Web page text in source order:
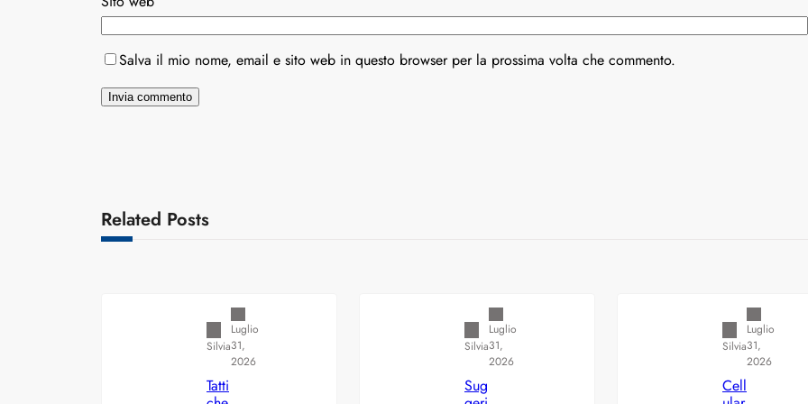
Salva il mio nome, email e sito web in questo browser per la prossima volta che commento.
Related Posts
Silvia
Luglio
31,
2026
Tatti
Silvia
Luglio
31,
2026
Sug
Silvia
Luglio
31,
2026
Cell